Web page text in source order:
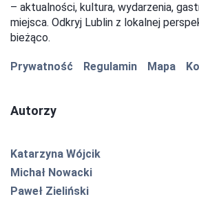
– aktualności, kultura, wydarzenia,
miejsca. Odkryj Lublin z lokalnej
bieżąco.
Prywatność Regulamin Mapa
Autorzy
Katarzyna Wójcik
Michał Nowacki
Paweł Zieliński